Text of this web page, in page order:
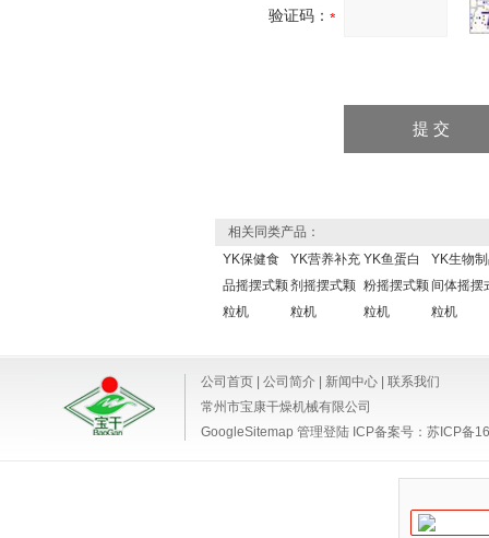
验证码：
相关同类产品：
YK保健食
品摇摆式颗
粒机
YK营养补充
剂摇摆式颗
粒机
YK鱼蛋白
粉摇摆式颗
粒机
YK生物
间体摇摆
粒机
公司首页 公司简介 新闻中心
联系我们
常州市宝康干燥机械有限公司
GoogleSitemap 管理登陆 ICP备案号： 苏ICP备